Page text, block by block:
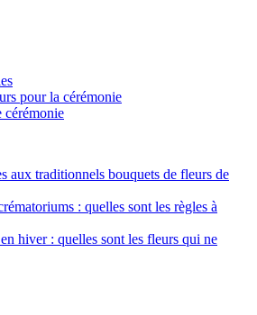
pour la cérémonie
cérémonie
aux traditionnels bouquets de fleurs de
: quelles sont les règles à
hiver : quelles sont les fleurs qui ne